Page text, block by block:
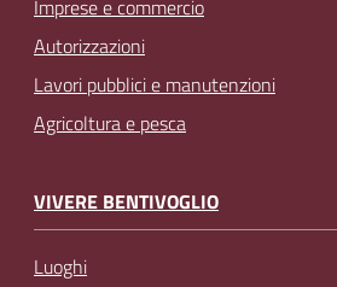
Imprese e commercio
Autorizzazioni
Lavori pubblici e manutenzioni
Agricoltura e pesca
VIVERE BENTIVOGLIO
Luoghi